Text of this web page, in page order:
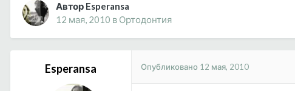
Автор Esperansa
12 мая, 2010 в Ортодонтия
Esperansa Опубликовано 12 мая, 2010